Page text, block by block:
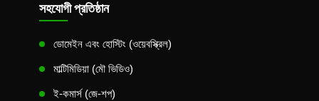
সহযোগী প্রতিষ্ঠান
ডোমেইন এবং হোস্টিং (ওয়েবস্ক্রিল)
মাল্টিমিডিয়া (মৌ ভিডিও)
ই-কমার্স (জে-শপ)